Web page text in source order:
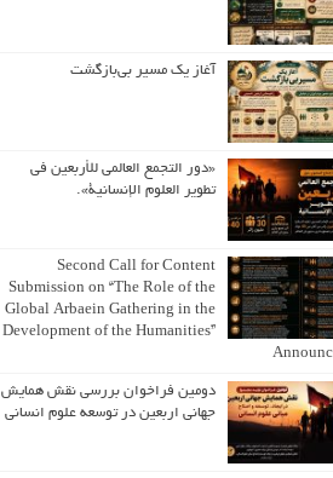
آغاز یک مسیر بی‌بازگشت
«دور التجمع العالمي للأربعين في
تطوير العلوم الإنسانية».
Second Call for Content
Submission on “The Role of the
Global Arbaein Gathering in the
Development of the Humanities”
دومین فراخوان بررسی نقش همایش
جهانی اربعین در توسعه علوم انسانی